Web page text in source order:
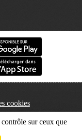
cookies
sur ceux que